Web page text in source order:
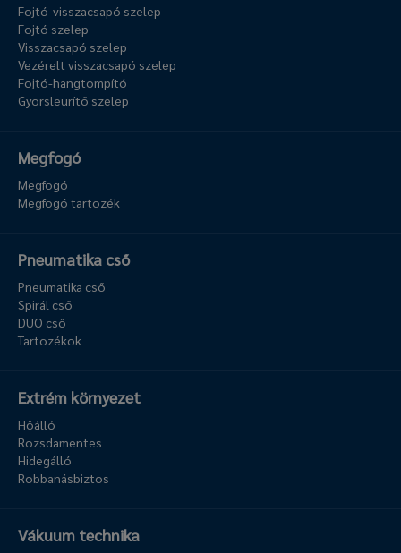
Fojtó-visszacsapó szelep
Fojtó szelep
Visszacsapó szelep
Vezérelt visszacsapó szelep
Fojtó-hangtompító
Gyorsleürítő szelep
Megfogó
Megfogó
Megfogó tartozék
Pneumatika cső
Pneumatika cső
Spirál cső
DUO cső
Tartozékok
Extrém környezet
Hőálló
Rozsdamentes
Hidegálló
Robbanásbiztos
Vákuum technika